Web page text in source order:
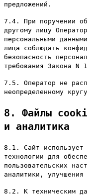
предложений.
7.4. При поручении
другому лицу
персональными
лица соблюдать
безопасность
требования Закона N
7.5. Оператор не
неопределенному
8. Файлы
и аналитика
8.1. Сайт использует
технологии для
пользовательских
аналитики,
8.2. К техническим